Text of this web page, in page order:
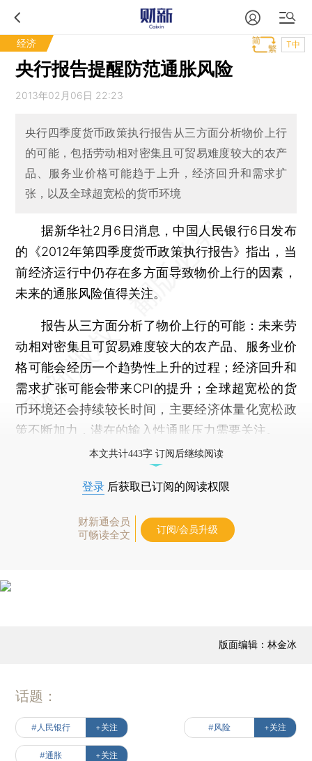
经济 T中
央行报告提醒防范通胀风险
2013年02月06日 22:23
央行四季度货币政策执行报告从三方面分析物价上行
的可能，包括劳动相对密集且可贸易难度较大的农产
品、服务业价格可能趋于上升，经济回升和需求扩
张，以及全球超宽松的货币环境
据新华社2月6日消息，中国人民银行6日发布
的《2012年第四季度货币政策执行报告》指出，当
前经济运行中仍存在多方面导致物价上行的因素，
未来的通胀风险值得关注。
报告从三方面分析了物价上行的可能：未来劳
动相对密集且可贸易难度较大的农产品、服务业价
格可能会经历一个趋势性上升的过程；经济回升和
需求扩张可能会带来CPI的提升；全球超宽松的货
币环境还会持续较长时间，主要经济体量化宽松政
策不断加力，潜在的输入性通胀压力需要关注。
本文共计443字 订阅后继续阅读
登录 后获取已订阅的阅读权限
财新通会员
可畅读全文
订阅/会员升级
版面编辑：林金冰
话题：
#人民银行 +关注 #风险 +关注
#通胀 +关注